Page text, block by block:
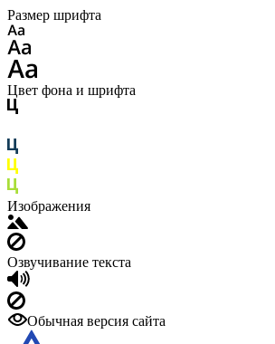
Размер шрифта
Цвет фона и шрифта
Изображения
Озвучивание текста
Обычная версия сайта